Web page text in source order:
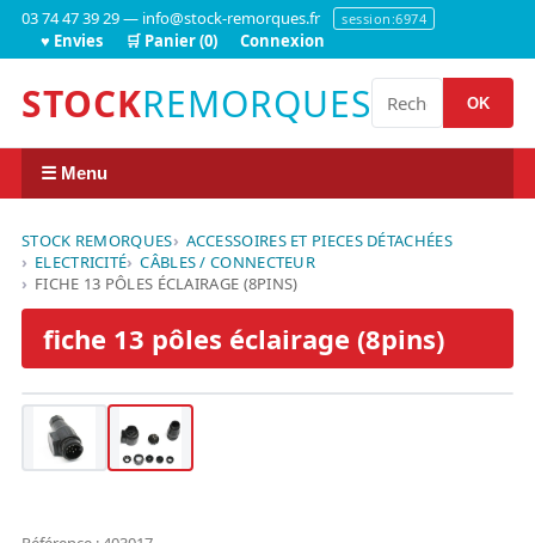
03 74 47 39 29 — info@stock-remorques.fr session:6974
♥ Envies 🛒 Panier (0) Connexion
STOCKREMORQUES OK
☰ Menu
STOCK REMORQUES
ACCESSOIRES ET PIECES DÉTACHÉES
ELECTRICITÉ
CÂBLES / CONNECTEUR
FICHE 13 PÔLES ÉCLAIRAGE (8PINS)
fiche 13 pôles éclairage (8pins)